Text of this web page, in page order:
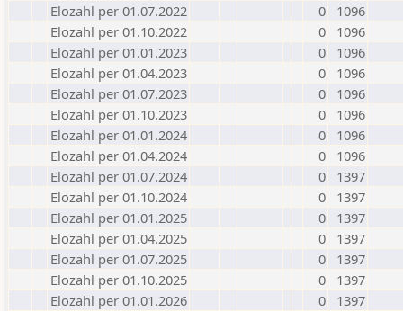
Elozahl per 01.07.2022
0
1096
Elozahl per 01.10.2022
0
1096
Elozahl per 01.01.2023
0
1096
Elozahl per 01.04.2023
0
1096
Elozahl per 01.07.2023
0
1096
Elozahl per 01.10.2023
0
1096
Elozahl per 01.01.2024
0
1096
Elozahl per 01.04.2024
0
1096
Elozahl per 01.07.2024
0
1397
Elozahl per 01.10.2024
0
1397
Elozahl per 01.01.2025
0
1397
Elozahl per 01.04.2025
0
1397
Elozahl per 01.07.2025
0
1397
Elozahl per 01.10.2025
0
1397
Elozahl per 01.01.2026
0
1397